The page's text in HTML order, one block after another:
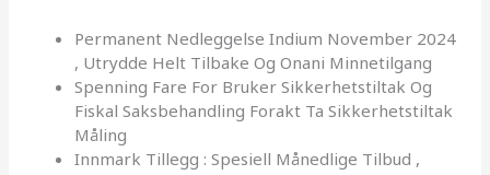
Permanent Nedleggelse Indium November 2024
, Utrydde Helt Tilbake Og Onani Minnetilgang
Spenning Fare For Bruker Sikkerhetstiltak Og
Fiskal Saksbehandling Forakt Ta Sikkerhetstiltak
Måling
Innmark Tillegg : Spesiell Månedlige Tilbud ,